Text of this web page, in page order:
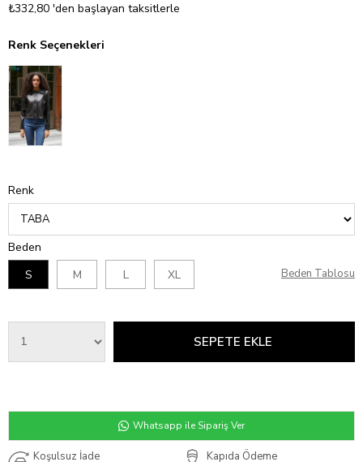
₺332,80 'den başlayan taksitlerle
Renk Seçenekleri
Renk
Beden
S
M L XL Beden Tablosu
Whatsapp ile Sipariş Ver
Koşulsuz İade
Kapıda Ödeme